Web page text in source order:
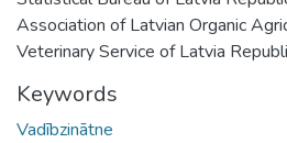
Association of Latvian Organic
Veterinary Service of Latvia
Keywords
Vadībzinātne